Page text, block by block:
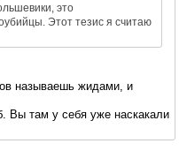
это
Этот тезис я считаю
называешь жидами, и
Вы там у себя уже наскакали